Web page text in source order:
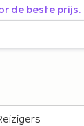
de beste prijs.